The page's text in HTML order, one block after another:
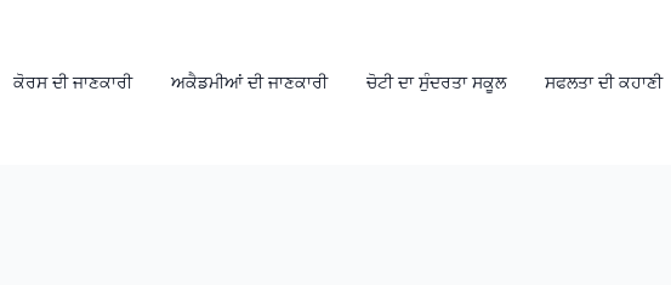
ਕੋਰਸ ਦੀ ਜਾਣਕਾਰੀ ਅਕੈਡਮੀਆਂ ਦੀ ਜਾਣਕਾਰੀ ਚੋਟੀ ਦਾ ਸੁੰਦਰਤਾ ਸਕੂਲ ਸਫਲਤਾ ਦੀ ਕਹਾਣੀ